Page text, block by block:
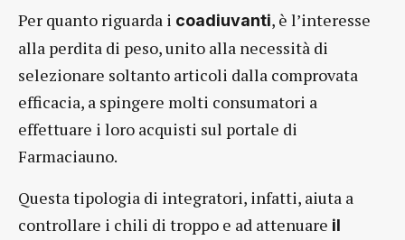
Per quanto riguarda i coadiuvanti, è l’interesse
alla perdita di peso, unito alla necessità di
selezionare soltanto articoli dalla comprovata
efficacia, a spingere molti consumatori a
effettuare i loro acquisti sul portale di
Farmaciauno.
Questa tipologia di integratori, infatti, aiuta a
controllare i chili di troppo e ad attenuare il